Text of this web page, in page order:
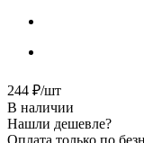
244 ₽/шт
В наличии
Нашли дешевле?